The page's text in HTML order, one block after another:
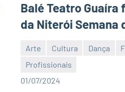
Balé Teatro Guaíra
da Niterói Semana
Arte Cultura Dança
Profissionais
01/07/2024
Editor